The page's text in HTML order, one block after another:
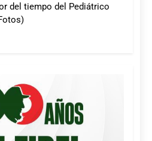
del tiempo del Pediátrico